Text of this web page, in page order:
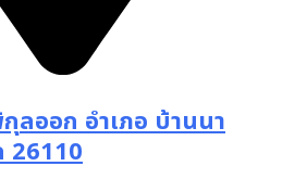
ลออก อำเภอ บ้านนา
26110